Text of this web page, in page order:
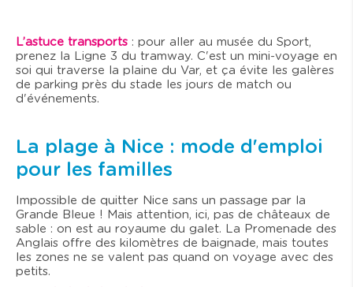
L’astuce transports : pour aller au musée du Sport,
prenez la Ligne 3 du tramway. C'est un mini-voyage en
soi qui traverse la plaine du Var, et ça évite les galères
de parking près du stade les jours de match ou
d'événements.
La plage à Nice : mode d'emploi
pour les familles
Impossible de quitter Nice sans un passage par la
Grande Bleue ! Mais attention, ici, pas de châteaux de
sable : on est au royaume du galet. La Promenade des
Anglais offre des kilomètres de baignade, mais toutes
les zones ne se valent pas quand on voyage avec des
petits.